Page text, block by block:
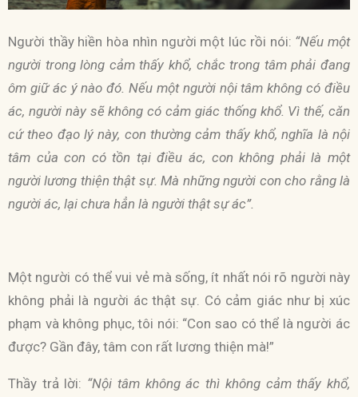
Người thầy hiền hòa nhìn người một lúc rồi nói: “Nếu một
người trong lòng cảm thấy khổ, chắc trong tâm phải đang
ôm giữ ác ý nào đó. Nếu một người nội tâm không có điều
ác, người này sẽ không có cảm giác thống khổ. Vì thế, căn
cứ theo đạo lý này, con thường cảm thấy khổ, nghĩa là nội
tâm của con có tồn tại điều ác, con không phải là một
người lương thiện thật sự. Mà những người con cho rằng là
người ác, lại chưa hẳn là người thật sự ác”.
Một người có thể vui vẻ mà sống, ít nhất nói rõ người này
không phải là người ác thật sự. Có cảm giác như bị xúc
phạm và không phục, tôi nói: “Con sao có thể là người ác
được? Gần đây, tâm con rất lương thiện mà!”
Thầy trả lời: “Nội tâm không ác thì không cảm thấy khổ,